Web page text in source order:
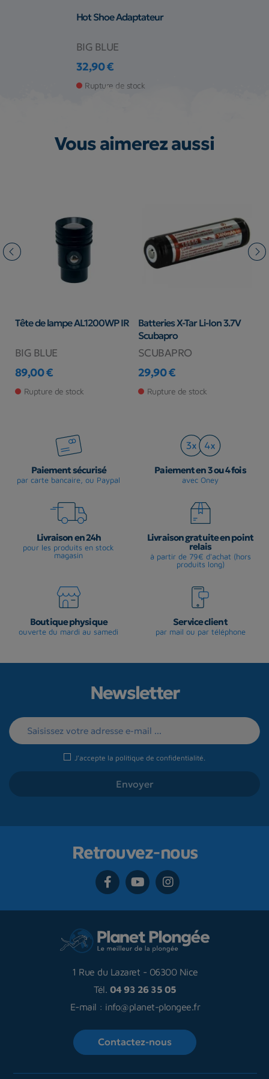
Hot Shoe Adaptateur
BIG BLUE
Prix
32,90 €
Rupture de stock
Vous aimerez aussi
Tête de lampe AL1200WP IR
BIG BLUE
Prix
89,00 €
Rupture de stock
Batteries X-Tar Li-Ion 3.7V
Scubapro
SCUBAPRO
Prix
29,90 €
Rupture de stock
Paiement sécurisé
par carte bancaire, ou Paypal
Paiement en 3 ou 4 fois
avec Oney
Livraison en 24h
pour les produits en stock
magasin
Livraison gratuite en point
relais
à partir de 79€ d'achat (hors
produits long)
Boutique physique
ouverte du mardi au samedi
Service client
par mail ou par téléphone
Newsletter
J'accepte la politique de confidentialité
Retrouvez-nous
1 Rue du Lazaret - 06300 Nice
Tél. 04 93 26 35 05
E-mail : info@planet-plongee.fr
Contactez-nous